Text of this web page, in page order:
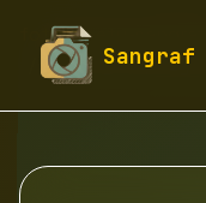
fototapety-
Przemysł